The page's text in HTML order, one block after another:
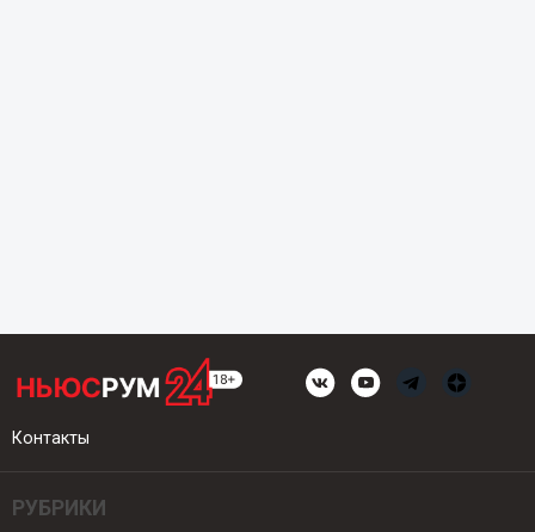
Контакты
РУБРИКИ